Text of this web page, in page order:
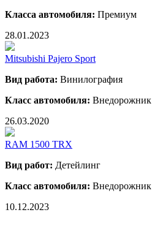
Класса автомобиля: Премиум
28.01.2023
Mitsubishi Pajero Sport
Вид работа: Винилография
Класс автомобиля: Внедорожник
26.03.2020
RAM 1500 TRX
Вид работ: Детейлинг
Класс автомобиля: Внедорожник
10.12.2023